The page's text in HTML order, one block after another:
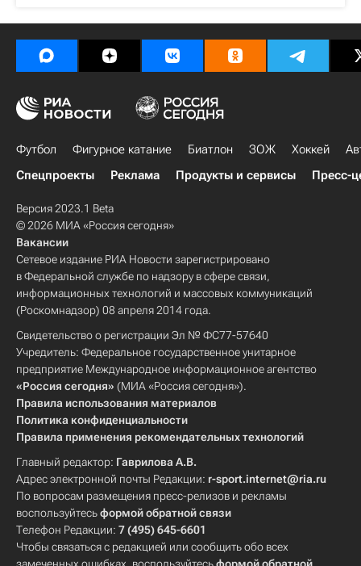
Футбол Фигурное катание Биатлон ЗОЖ Хоккей
Спецпроекты
Реклама Продукты и сервисы Пресс-
Версия 2023.1 Beta
© 2026 МИА «Россия сегодня»
Вакансии
Сетевое издание РИА Новости зарегистрировано
в Федеральной службе по надзору в сфере связи,
информационных технологий и массовых коммуникаций
(Роскомнадзор) 08 апреля 2014 года.
Свидетельство о регистрации Эл № ФС77-57640
Учредитель: Федеральное государственное унитарное
предприятие Международное информационное агентство
«Россия сегодня» (МИА «Россия сегодня»).
Правила использования материалов
Политика конфиденциальности
Правила применения рекомендательных технологий
Главный редактор: Гаврилова А.В.
Адрес электронной почты Редакции: r-sport.internet@ria.ru
По вопросам размещения пресс-релизов и рекламы
воспользуйтесьформой обратной связи
Телефон Редакции: 7 (495) 645-6601
Чтобы связаться с редакцией или сообщить обо всех